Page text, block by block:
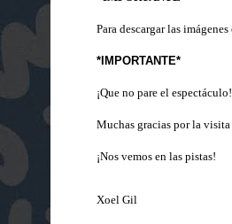
Para descargar las
*IMPORTANTE*
¡Que no pare el espectáculo!
Muchas gracias por la
¡Nos vemos en las pistas!
Xoel Gil